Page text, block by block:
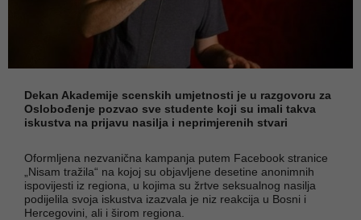
Dekan Akademije scenskih umjetnosti je u razgovoru za
Oslobođenje pozvao sve studente koji su imali takva
iskustva na prijavu nasilja i neprimjerenih stvari
Oformljena nezvanična kampanja putem Facebook stranice
„Nisam tražila“ na kojoj su objavljene desetine anonimnih
ispovijesti iz regiona, u kojima su žrtve seksualnog nasilja
podijelila svoja iskustva izazvala je niz reakcija u Bosni i
Hercegovini, ali i širom regiona.